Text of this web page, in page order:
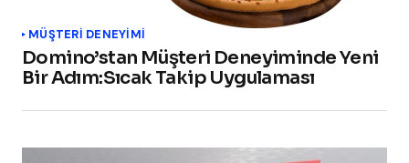
MÜŞTERI DENEYIMI
Domino’stan Müşteri Deneyiminde Yeni
Bir Adım:Sıcak Takip Uygulaması